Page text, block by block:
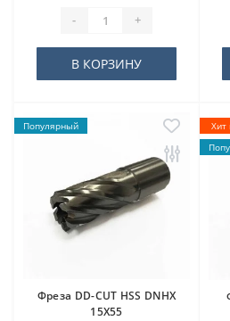
- +
В КОРЗИНУ
Популярный
Фреза DD-CUT HSS DNHX
15Х55
Хит